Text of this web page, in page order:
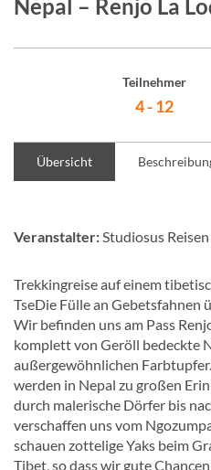
Nepal – Renjo La
Teilnehmer
4 - 12
Übersicht
Veranstalter:Studiosus Reisen
Trekkingreise auf einem
TseDie Fülle an Gebetsfahnen
Wir befinden uns am Pass
komplett von Geröll bedeckte
außergewöhnlichen
werden in Nepal zu großen
durch malerische Dörfer bis
verschaffen uns vom
schauen zottelige Yaks beim
Tibet, so dass wir gute